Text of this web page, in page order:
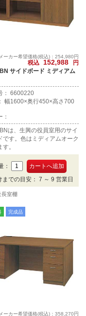
メーカー希望価格(税込)：254,980円
税込 152,988
円
サイドボード ミディアム
： 6600220
幅1600×奥行450×高さ700
：
は、生興の役員室用のサイ
です。色はミディアムオーク
。
：
までの目安： 7 ～ 9 営業日
長室棚
完成品
メーカー希望価格(税込)：358,270円